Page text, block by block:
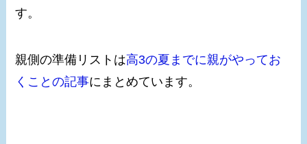
す。
親側の準備リストは高3の夏までに親がやってお
くことの記事にまとめています。